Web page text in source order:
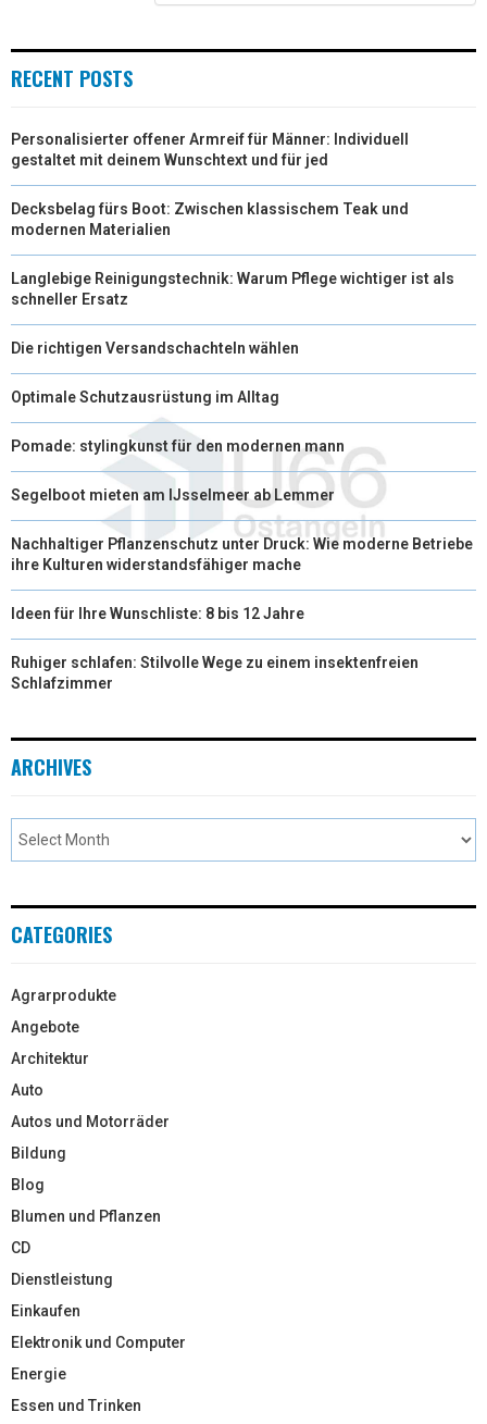
RECENT POSTS
Personalisierter offener Armreif für Männer: Individuell
gestaltet mit deinem Wunschtext und für jed
Decksbelag fürs Boot: Zwischen klassischem Teak und
modernen Materialien
Langlebige Reinigungstechnik: Warum Pflege wichtiger ist als
schneller Ersatz
Die richtigen Versandschachteln wählen
Optimale Schutzausrüstung im Alltag
Pomade: stylingkunst für den modernen mann
Segelboot mieten am IJsselmeer ab Lemmer
Nachhaltiger Pflanzenschutz unter Druck: Wie moderne Betriebe
ihre Kulturen widerstandsfähiger mache
Ideen für Ihre Wunschliste: 8 bis 12 Jahre
Ruhiger schlafen: Stilvolle Wege zu einem insektenfreien
Schlafzimmer
ARCHIVES
CATEGORIES
Agrarprodukte
Angebote
Architektur
Auto
Autos und Motorräder
Bildung
Blog
Blumen und Pflanzen
CD
Dienstleistung
Einkaufen
Elektronik und Computer
Energie
Essen und Trinken